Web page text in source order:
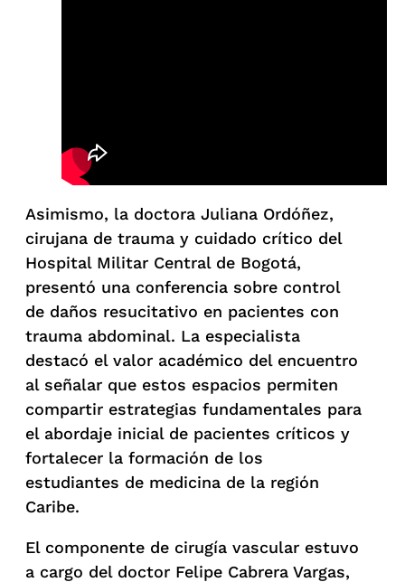
Asimismo, la doctora Juliana Ordóñez,
cirujana de trauma y cuidado crítico del
Hospital Militar Central de Bogotá,
presentó una conferencia sobre control
de daños resucitativo en pacientes con
trauma abdominal. La especialista
destacó el valor académico del encuentro
al señalar que estos espacios permiten
compartir estrategias fundamentales para
el abordaje inicial de pacientes críticos y
fortalecer la formación de los
estudiantes de medicina de la región
Caribe.
El componente de cirugía vascular estuvo
a cargo del doctor Felipe Cabrera Vargas,